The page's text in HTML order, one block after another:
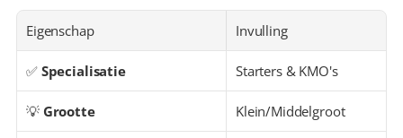
Eigenschap Invulling
✅ Specialisatie Starters & KMO's
💡 Grootte Klein/Middelgroot